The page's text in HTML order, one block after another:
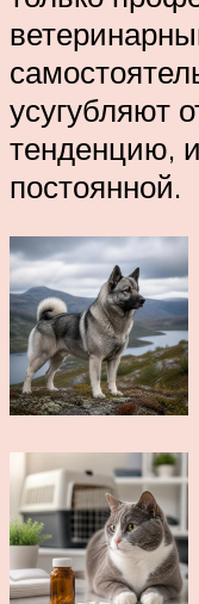
усугубляют
тенденцию,
постоянной.